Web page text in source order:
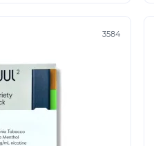
3584